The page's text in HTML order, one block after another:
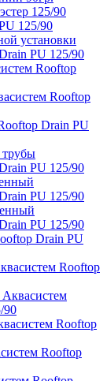
125/90
125/90
установки
PU 125/90
Rooftop
Rooftop
Drain PU
трубы
PU 125/90
PU 125/90
PU 125/90
Drain PU
Rooftop
90
Rooftop
Rooftop